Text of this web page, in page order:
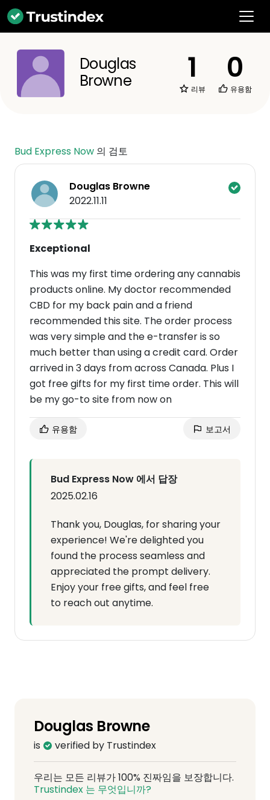
Douglas
Browne
1
리뷰
0
유용함
Bud Express Now 의 검토
Douglas Browne
2022.11.11
Exceptional
This was my first time ordering any cannabis
products online. My doctor recommended
CBD for my back pain and a friend
recommended this site. The order process
was very simple and the e-transfer is so
much better than using a credit card. Order
arrived in 3 days from across Canada. Plus I
got free gifts for my first time order. This will
be my go-to site from now on
유용함 보고서
Bud Express Now 에서 답장
2025.02.16
Thank you, Douglas, for sharing your
experience! We're delighted you
found the process seamless and
appreciated the prompt delivery.
Enjoy your free gifts, and feel free
to reach out anytime.
Douglas Browne
is verified by Trustindex
우리는 모든 리뷰가 100% 진짜임을 보장합니다.
Trustindex 는 무엇입니까?